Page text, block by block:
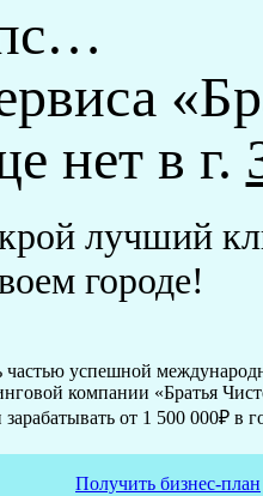
нет в г.
лучший
городе!
частью успешной
компании «Братья
зарабатывать от 1 500 000₽ в
Получить бизнес-план
обученные клинеры -
аттестацию в нашем
с логотипом компании
технических и
марки Kiehl: